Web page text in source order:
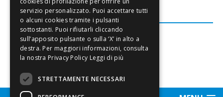
FACEBOOK
Leggi di più
STRETTAMENTE NECESSARI